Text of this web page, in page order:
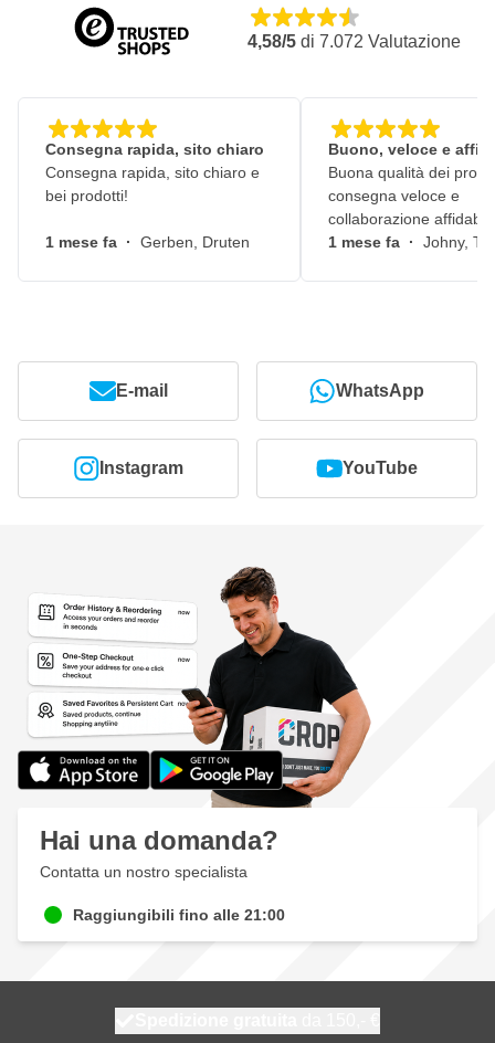
4,58/5 di 7.072 Valutazione
Consegna rapida, sito chiaro
Consegna rapida, sito chiaro e
bei prodotti!
1 mese fa · Gerben, Druten
Buono, veloce e
Buona qualità dei
consegna veloce e
collaborazione
1 mese fa · Johny,
E-mail WhatsApp
Instagram YouTube
Hai una domanda?
Contatta un nostro specialista
Raggiungibili fino alle 21:00